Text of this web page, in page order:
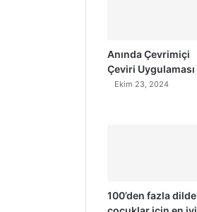
Anında Çevrimiçi
Çeviri Uygulaması
Ekim 23, 2024
100’den fazla dilde